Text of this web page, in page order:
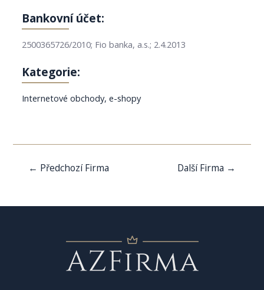
Bankovní účet:
2500365726/2010; Fio banka, a.s.; 2.4.2013
Kategorie:
Internetové obchody, e-shopy
Navigace
← Předchozí Firma Další Firma →